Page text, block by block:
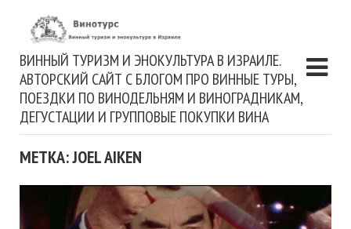
ВИННЫЙ ТУРИЗМ И ЭНОКУЛЬТУРА В ИЗРАИЛЕ.
АВТОРСКИЙ САЙТ С БЛОГОМ ПРО ВИННЫЕ ТУРЫ,
ПОЕЗДКИ ПО ВИНОДЕЛЬНЯМ И ВИНОГРАДНИКАМ,
ДЕГУСТАЦИИ И ГРУППОВЫЕ ПОКУПКИ ВИНА
МЕТКА: JOEL AIKEN